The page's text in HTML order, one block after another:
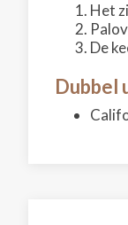
Het
De
Dubbel